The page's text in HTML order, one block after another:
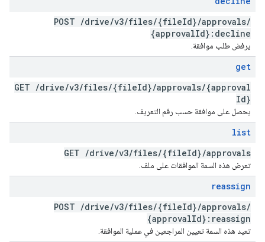
POST /drive/v3/files/{fileId}/approvals/
{approvalId}:decline
يرفض طلب موافقة.
get
GET /drive/v3/files/{fileId}/approvals/{approval
Id}
يحصل على موافقة حسب رقم التعريف.
list
GET /drive/v3/files/{fileId}/approvals
تعرض هذه السمة الموافقات على ملف.
reassign
POST /drive/v3/files/{fileId}/approvals/
{approvalId}:reassign
تعيد هذه السمة تعيين المراجعين في عملية الموافقة.